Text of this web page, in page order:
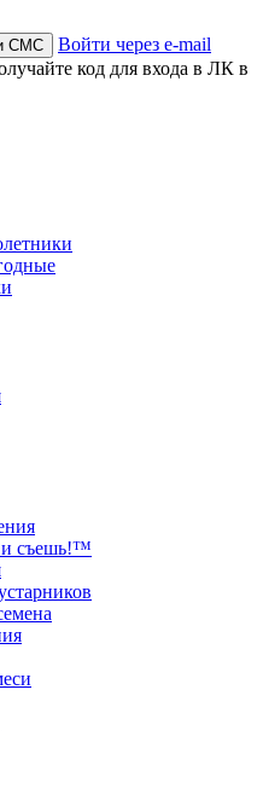
СМС
Войти через e-mail
код для входа в ЛК в
и съешь!™